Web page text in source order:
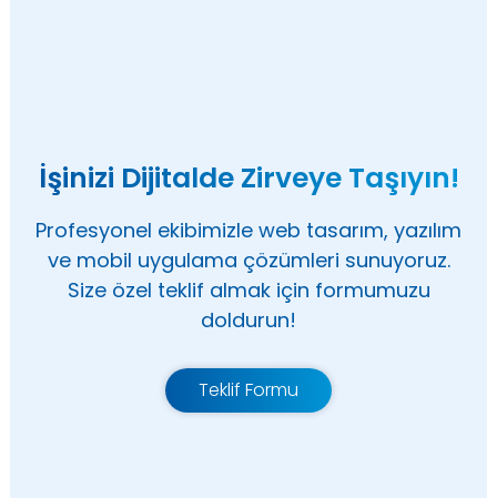
İşinizi Dijitalde Zirveye Taşıyın!
Profesyonel ekibimizle web tasarım, yazılım
ve mobil uygulama çözümleri sunuyoruz.
Size özel teklif almak için formumuzu
doldurun!
Teklif Formu